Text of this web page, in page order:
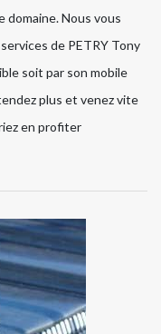
domaine. Nous vous
de PETRY Tony
soit par son mobile
plus et venez vite
en profiter